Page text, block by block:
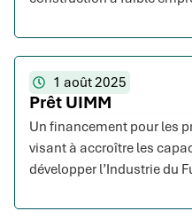
1 août 2025
Prêt UIMM
Un financement pour les
visant à accroître les
développer l’Industrie du